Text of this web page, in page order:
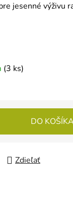
jesenné výživu
(3 ks)
DO KOŠÍKA
Zdieľať